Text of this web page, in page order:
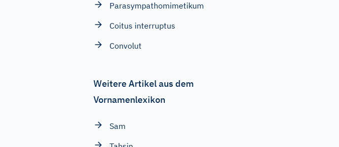
Parasympathomimetikum
Coitus interruptus
Convolut
Weitere Artikel aus dem
Vornamenlexikon
Sam